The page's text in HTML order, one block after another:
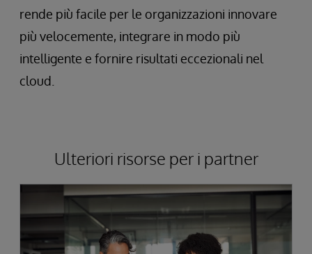
rende più facile per le organizzazioni innovare
più velocemente, integrare in modo più
intelligente e fornire risultati eccezionali nel
cloud.
Ulteriori risorse per i partner